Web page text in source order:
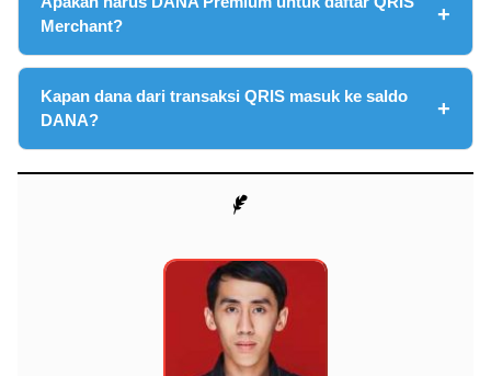
Merchant?
Kapan dana dari transaksi QRIS masuk ke saldo
DANA?